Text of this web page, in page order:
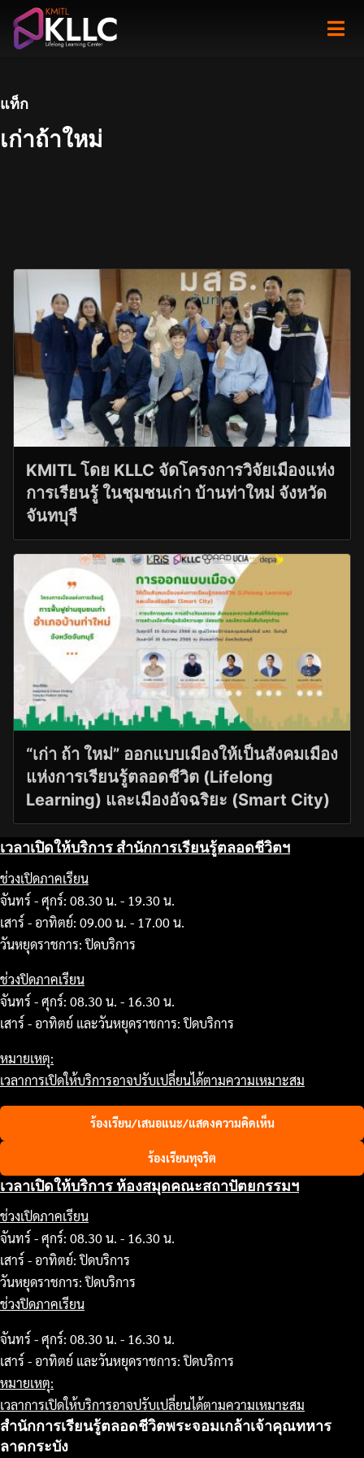
content
แท็ก
เก่าถ้าใหม่
KMITL โดย KLLC จัดโครงการวิจัยเมืองแห่ง
การเรียนรู้ ในชุมชนเก่า บ้านท่าใหม่ จังหวัด
จันทบุรี
“เก่า ถ้า ใหม่” ออกแบบเมืองให้เป็นสังคมเมือง
แห่งการเรียนรู้ตลอดชีวิต (Lifelong
Learning) และเมืองอัจฉริยะ (Smart City)
เวลาเปิดให้บริการ สำนักการเรียนรู้ตลอดชีวิตฯ
ช่วงเปิดภาคเรียน
จันทร์ - ศุกร์: 08.30 น. - 19.30 น.
เสาร์ - อาทิตย์: 09.00 น. - 17.00 น.
วันหยุดราชการ: ปิดบริการ
ช่วงปิดภาคเรียน
จันทร์ - ศุกร์: 08.30 น. - 16.30 น.
เสาร์ - อาทิตย์ และวันหยุดราชการ: ปิดบริการ
หมายเหตุ:
เวลาการเปิดให้บริการอาจปรับเปลี่ยนได้ตามความเหมาะสม
ร้องเรียน/เสนอแนะ/แสดงความคิดเห็น
ร้องเรียนทุจริต
เวลาเปิดให้บริการ ห้องสมุดคณะสถาปัตยกรรมฯ
ช่วงเปิดภาคเรียน
จันทร์ - ศุกร์: 08.30 น. - 16.30 น.
เสาร์ - อาทิตย์: ปิดบริการ
วันหยุดราชการ: ปิดบริการ
ช่วงปิดภาคเรียน
จันทร์ - ศุกร์: 08.30 น. - 16.30 น.
เสาร์ - อาทิตย์ และวันหยุดราชการ: ปิดบริการ
หมายเหตุ:
เวลาการเปิดให้บริการอาจปรับเปลี่ยนได้ตามความเหมาะสม
สำนักการเรียนรู้ตลอดชีวิตพระจอมเกล้าเจ้าคุณทหาร
ลาดกระบัง